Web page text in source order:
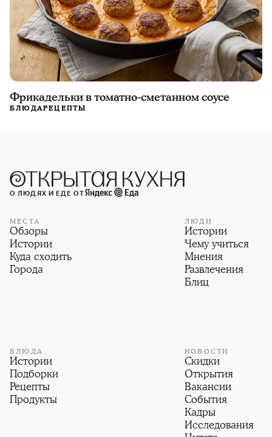
Фрикадельки в томатно-сметанном соусе
БЛЮДАРЕЦЕПТЫ
О ЛЮДЯХ И ЕДЕ ОТ
МЕСТА
Обзоры
Истории
Куда сходить
Города
ЛЮДИ
Истории
Чему учиться
Мнения
Развлечения
Блиц
БЛЮДА
Истории
Подборки
Рецепты
Продукты
НОВОСТИ
Скидки
Открытия
Вакансии
События
Кадры
Исследования